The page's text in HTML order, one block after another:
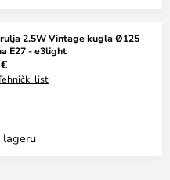
2.5W Vintage kugla Ø125
E27 - e3light
list
lageru